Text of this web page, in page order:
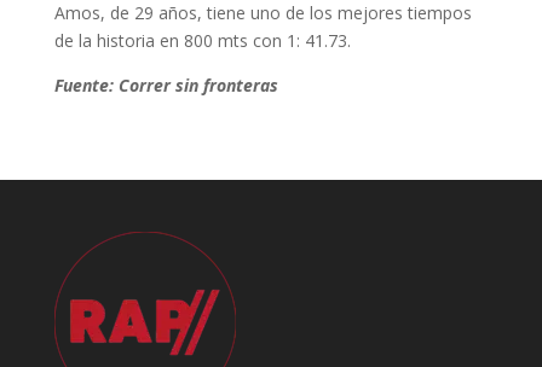
Amos, de 29 años, tiene uno de los mejores tiempos
de la historia en 800 mts con 1: 41.73.
Fuente: Correr sin fronteras